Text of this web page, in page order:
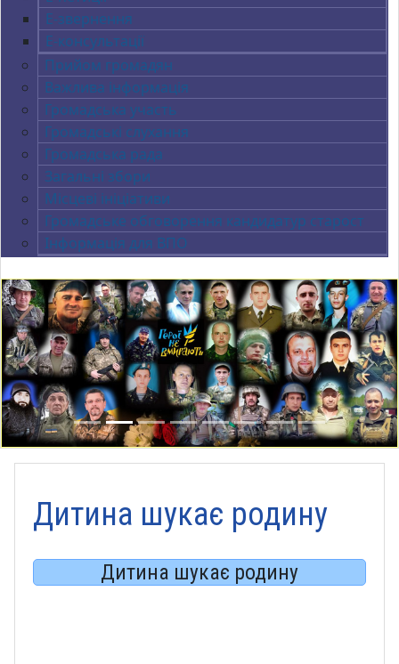
Е-звернення
Е-консультації
Прийом громадян
Важлива інформація
Громадська участь
Громадські слухання
Громадська рада
Загальні збори
Місцеві ініціативи
Громадське обговорення кандидатур старост
Інформація для ВПО
Previous Next
Дитина шукає родину
Дитина шукає родину